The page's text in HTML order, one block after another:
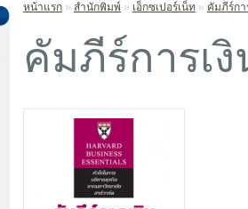
หน้าแรก » สำนักพิมพ์ » เอ็กซเปอร์เน็ท » คัมภีร์กา
คัมภีร์การเ